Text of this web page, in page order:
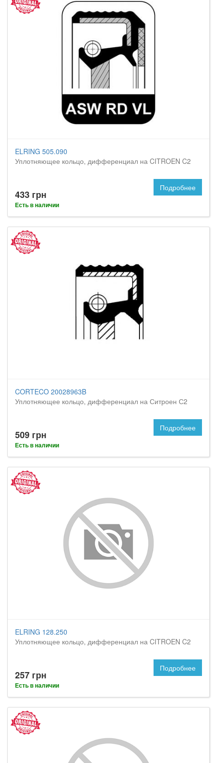
ELRING 505.090
Уплотняющее кольцо, дифференциал на CITROEN C2
433 грн
Есть в наличии
Подробнее
CORTECO 20028963B
Уплотняющее кольцо, дифференциал на Ситроен С2
509 грн
Есть в наличии
Подробнее
ELRING 128.250
Уплотняющее кольцо, дифференциал на CITROEN C2
257 грн
Есть в наличии
Подробнее